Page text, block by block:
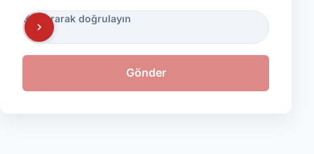
Kaydırarak doğrulayın
Gönder